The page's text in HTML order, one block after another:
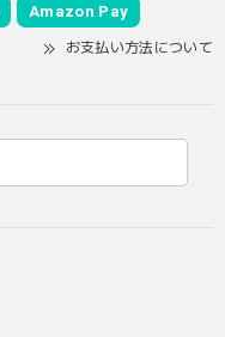
Amazon Pay
お支払い方法について